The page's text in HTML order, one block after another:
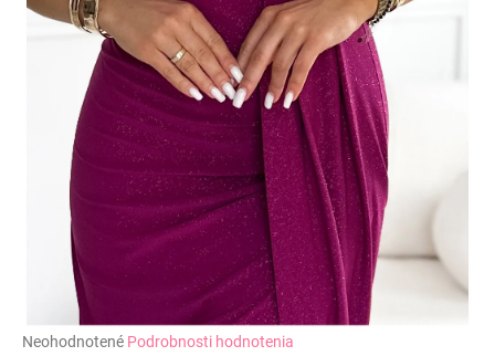
Priemerné
Neohodnotené Podrobnosti hodnotenia